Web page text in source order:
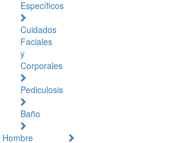
Específicos
Cuidados
Faciales
y
Corporales
Pediculosis
Baño
Hombre